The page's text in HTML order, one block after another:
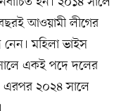
আওয়ামী লীগের
মহিলা ভাইস
একই পদে দলের
এরপর ২০২৪ সালে